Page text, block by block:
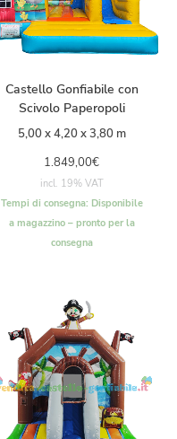
Castello Gonfiabile con
Scivolo Paperopoli
5,00 x 4,20 x 3,80 m
1.849,00€
incl. 19% VAT
Tempi di consegna: Disponibile
a magazzino – pronto per la
consegna